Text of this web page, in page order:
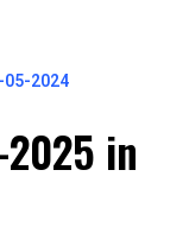
2024
in